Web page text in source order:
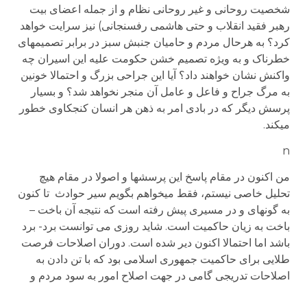
شخصیت روحانی و غیر روحانی نظام و از جمله اعضای بیت
رهبر فقید انقلاب و حتی هاشمی رفسنجانی) نیز سرایت خواهد
کرد؟ به هرحال مردم و حامیان جنبش سبز در برابر تصمیم­های
خطرناک و به ویژه تصمیم خشن حکومت علیه این اسیران چه
واکنش نشان خواهند داد؟ آیا این جراحی بزرگ و احتمالا خونین
به مرگ جراح و فاعل و عامل آن منجر نخواهد شد؟ و بسیار
پرسش دیگر که در بادی امر به ذهن هر انسان کنجکاوی خطور
می­کند.
n
من اکنون در مقام پاسخ این پرسش­ها و اصولا در مقام هیچ
تحلیل خاصی نیستم، فقط می­خواهم بگویم سیر حوادث تا کنون
به گونه­ای و در مسیری پیش رفته است که نتیجه آن باخت –
باخت به زیان حاکمیت است. شاید روزی می توانست برد- برد
باشد اما احتمالا اکنون دیر شده است. دوران اصلاحات فرصت
طلایی برای حاکمیت جمهوری اسلامی بود که با تن دادن به
اصلاحات تدریجی گامی در جهت اصلاح امور به سود مردم و